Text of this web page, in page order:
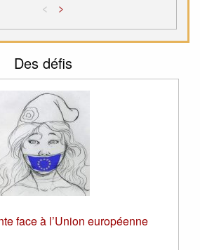
< >
Des défis
face à l’Union européenne